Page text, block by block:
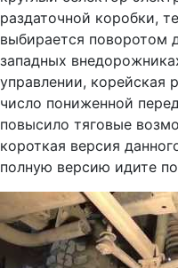
раздаточной коробки,
выбирается поворотом
западных
управлении, корейская
число пониженной
повысило тяговые
короткая версия
полную версию идите